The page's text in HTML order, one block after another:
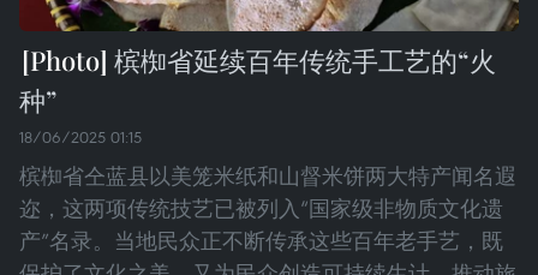
槟椥省延续百年传统手工艺的“火
种”
18/06/2025 01:15
槟椥省仝蓝县以美笼米纸和山督米饼两大特产闻名遐
迩，这两项传统技艺已被列入“国家级非物质文化遗
产”名录。当地民众正不断传承这些百年老手艺，既